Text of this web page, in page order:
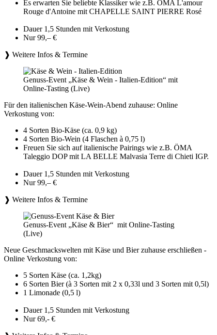
Es erwarten Sie beliebte Klassiker wie z.B. ÖMA L'amour
Rouge d'Antoine mit CHAPELLE SAINT PIERRE Rosé
Dauer 1,5 Stunden mit Verkostung
Nur 99,– €
❱ Weitere Infos & Termine
Genuss-Event „Käse & Wein - Italien-Edition“ mit
Online-Tasting (Live)
Für den italienischen Käse-Wein-Abend zuhause: Online
Verkostung von:
4 Sorten Bio-Käse (ca. 0,9 kg)
4 Sorten Bio-Wein (4 Flaschen à 0,75 l)
Freuen Sie sich auf italienische Pairings wie z.B. ÖMA
Taleggio DOP mit LA BELLE Malvasia Terre di Chieti IGP.
Dauer 1,5 Stunden mit Verkostung
Nur 99,– €
❱ Weitere Infos & Termine
Genuss-Event „Käse & Bier“ mit Online-Tasting
(Live)
Neue Geschmackswelten mit Käse und Bier zuhause erschließen -
Online Verkostung von:
5 Sorten Käse (ca. 1,2kg)
6 Sorten Bier (à 3 Sorten mit 2 x 0,33l und 3 Sorten mit 0,5l)
1 Limonade (0,5 l)
Dauer 1,5 Stunden mit Verkostung
Nur 69,- €